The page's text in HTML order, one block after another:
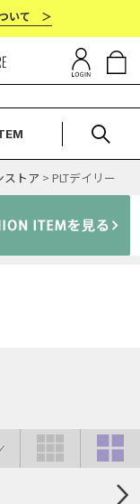
ついて ＞
ストア > PLTデイリー